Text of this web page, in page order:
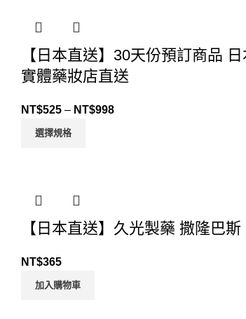
【日本直送】30天份預訂商品
實體藥妝店直送
NT$525 – NT$998
選擇規格
【日本直送】久光製藥 撒隆巴
NT$365
加入購物車